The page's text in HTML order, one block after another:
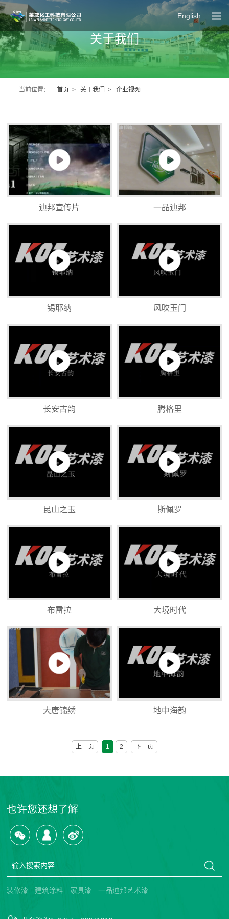
English
关于我们
当前位置： 首页 >关于我们 >企业视频
迪邦宣传片 一品迪邦
锡耶纳 风吹玉门
长安古韵 腾格里
昆山之玉 斯佩罗
布雷拉 大境时代
大唐锦绣 地中海韵
上一页 1 2 下一页
也许您还想了解
装修漆 建筑涂料 家具漆 一品迪邦艺术漆